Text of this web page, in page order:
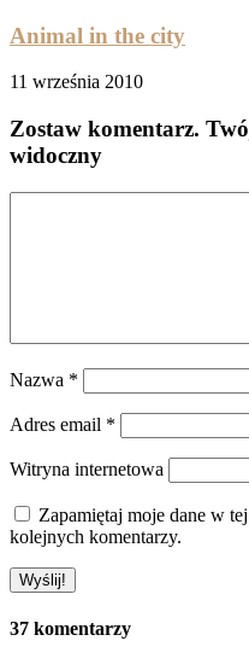
Animal in the city
11 września 2010
Zostaw komentarz.
widoczny
Nazwa *
Adres email *
Witryna internetowa
Zapamiętaj moje dane w
kolejnych komentarzy.
37 komentarzy